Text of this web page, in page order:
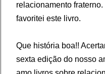
relacionamento
favoritei este livro.
Que história boa!!
sexta edição do nosso